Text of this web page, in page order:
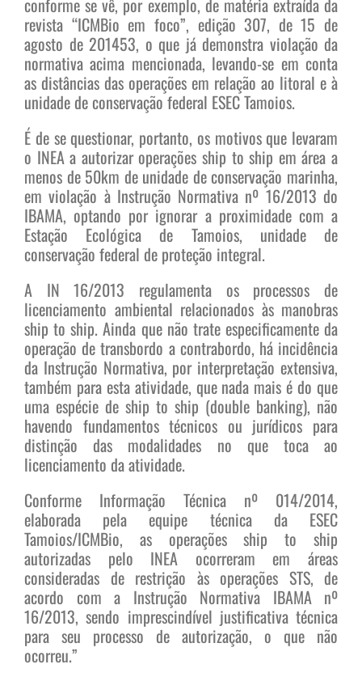
revista “ICMBio em foco”, edição 307, de 15 de
agosto de 201453, o que já demonstra violação da
normativa acima mencionada, levando-se em conta
as distâncias das operações em relação ao litoral e à
unidade de conservação federal ESEC Tamoios.
É de se questionar, portanto, os motivos que levaram
o INEA a autorizar operações ship to ship em área a
menos de 50km de unidade de conservação marinha,
em violação à Instrução Normativa nº 16/2013 do
IBAMA, optando por ignorar a proximidade com a
Estação Ecológica de Tamoios, unidade de
conservação federal de proteção integral.
A IN 16/2013 regulamenta os processos de
licenciamento ambiental relacionados às manobras
ship to ship. Ainda que não trate especificamente da
operação de transbordo a contrabordo, há incidência
da Instrução Normativa, por interpretação extensiva,
também para esta atividade, que nada mais é do que
uma espécie de ship to ship (double banking), não
havendo fundamentos técnicos ou jurídicos para
distinção das modalidades no que toca ao
licenciamento da atividade.
Conforme Informação Técnica nº 014/2014,
elaborada pela equipe técnica da ESEC
Tamoios/ICMBio, as operações ship to ship
autorizadas pelo INEA ocorreram em áreas
consideradas de restrição às operações STS, de
acordo com a Instrução Normativa IBAMA nº
16/2013, sendo imprescindível justificativa técnica
para seu processo de autorização, o que não
ocorreu.”